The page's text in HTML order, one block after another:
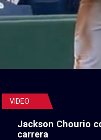
VIDEO
Jackson Chourio
carrera